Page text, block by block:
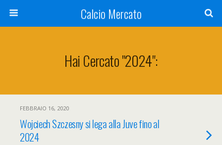
Calcio Mercato
Hai Cercato "2024":
FEBBRAIO 16, 2020
Wojciech Szczesny si lega alla Juve fino al
2024